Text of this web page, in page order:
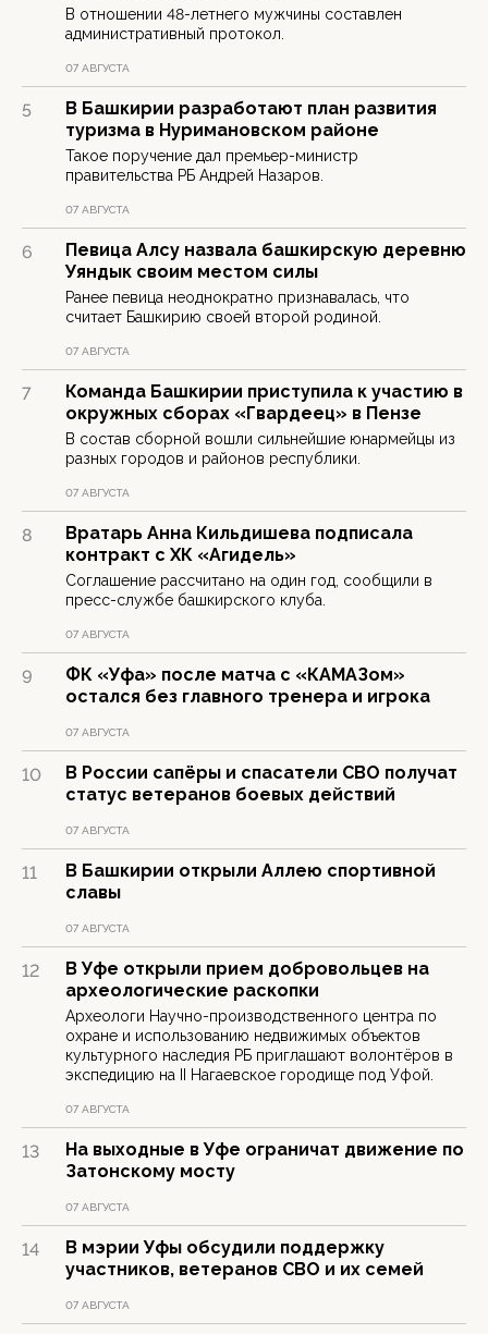
В отношении 48-летнего мужчины составлен
административный протокол.
07 АВГУСТА
5
В Башкирии разработают план развития
туризма в Нуримановском районе
Такое поручение дал премьер-министр
правительства РБ Андрей Назаров.
07 АВГУСТА
6
Певица Алсу назвала башкирскую деревню
Уяндык своим местом силы
Ранее певица неоднократно признавалась, что
считает Башкирию своей второй родиной.
07 АВГУСТА
7
Команда Башкирии приступила к участию в
окружных сборах «Гвардеец» в Пензе
В состав сборной вошли сильнейшие юнармейцы из
разных городов и районов республики.
07 АВГУСТА
8
Вратарь Анна Кильдишева подписала
контракт с ХК «Агидель»
Соглашение рассчитано на один год, сообщили в
пресс-службе башкирского клуба.
07 АВГУСТА
9
ФК «Уфа» после матча с «КАМАЗом»
остался без главного тренера и игрока
07 АВГУСТА
10
В России сапёры и спасатели СВО получат
статус ветеранов боевых действий
07 АВГУСТА
11
В Башкирии открыли Аллею спортивной
славы
07 АВГУСТА
12
В Уфе открыли прием добровольцев на
археологические раскопки
Археологи Научно-производственного центра по
охране и использованию недвижимых объектов
культурного наследия РБ приглашают волонтёров в
экспедицию на II Нагаевское городище под Уфой.
07 АВГУСТА
13
На выходные в Уфе ограничат движение по
Затонскому мосту
07 АВГУСТА
14
В мэрии Уфы обсудили поддержку
участников, ветеранов СВО и их семей
07 АВГУСТА